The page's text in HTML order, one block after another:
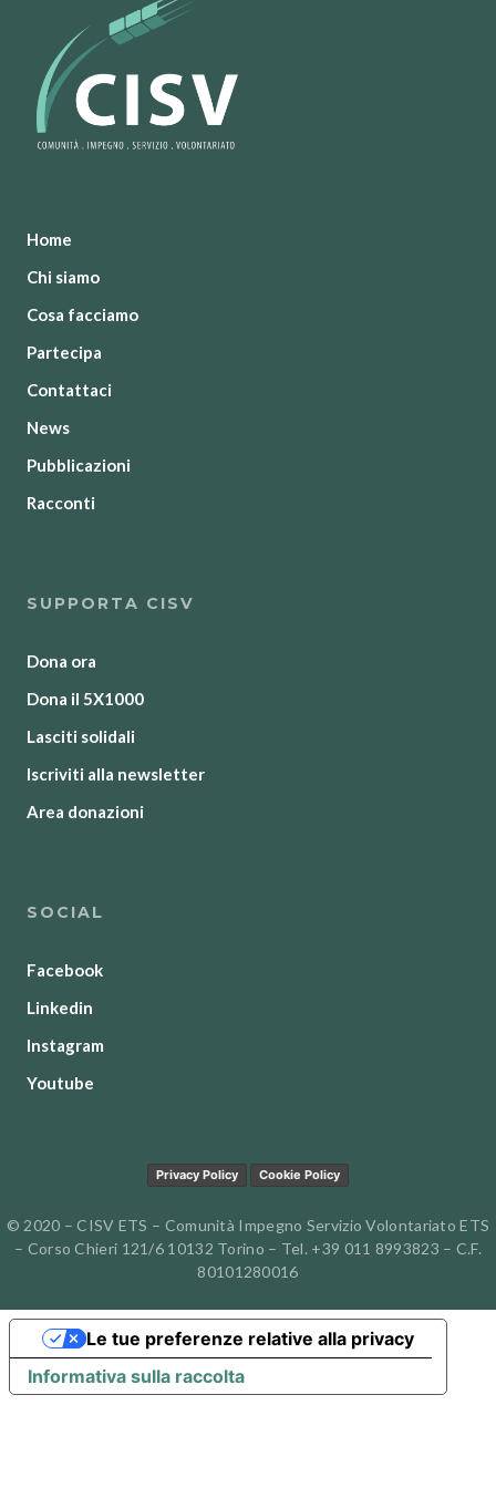
Home
Chi siamo
Cosa facciamo
Partecipa
Contattaci
News
Pubblicazioni
Racconti
SUPPORTA CISV
Dona ora
Dona il 5X1000
Lasciti solidali
Iscriviti alla newsletter
Area donazioni
SOCIAL
Facebook
Linkedin
Instagram
Youtube
Privacy Policy Cookie Policy
© 2020 – CISV ETS – Comunità Impegno Servizio Volontariato ETS
– Corso Chieri 121/6 10132 Torino – Tel. +39 011 8993823 – C.F.
80101280016
Informativa sulla raccolta
Le tue preferenze relative alla privacy